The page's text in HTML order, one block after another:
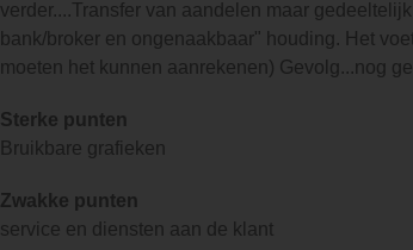
verder....Transfer van aandelen maar
bank/broker en ongenaakbaar" houding. Het
moeten het kunnen aanrekenen) Gevolg...nog
Sterke punten
Bruikbare grafieken
Zwakke punten
service en diensten aan de klant